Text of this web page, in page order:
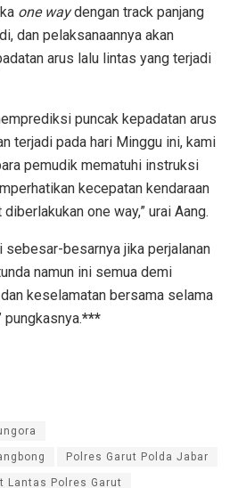
one waydengan track panjang
dan pelaksanaannya akan
arus lalu lintas yang terjadi
puncak kepadatan arus
terjadi pada hari Minggu ini, kami
pemudik mematuhi instruksi
kecepatan kendaraan
one way,” urai Aang.
sebesar-besarnya jika perjalanan
namun ini semua demi
keselamatan bersama selama
pungkasnya.***
Polres Garut Polda Jabar
Lantas Polres Garut